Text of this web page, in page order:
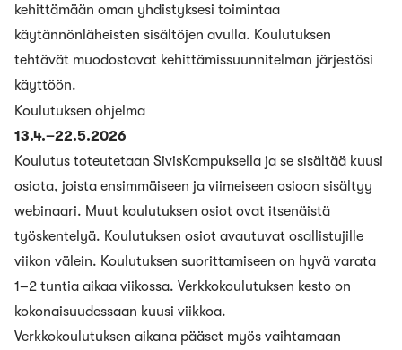
kehittämään oman yhdistyksesi toimintaa
käytännönläheisten sisältöjen avulla. Koulutuksen
tehtävät muodostavat kehittämissuunnitelman järjestösi
käyttöön.
Koulutuksen ohjelma
13.4.–22.5.2026
Koulutus toteutetaan SivisKampuksella ja se sisältää kuusi
osiota, joista ensimmäiseen ja viimeiseen osioon sisältyy
webinaari. Muut koulutuksen osiot ovat itsenäistä
työskentelyä. Koulutuksen osiot avautuvat osallistujille
viikon välein. Koulutuksen suorittamiseen on hyvä varata
1–2 tuntia aikaa viikossa. Verkkokoulutuksen kesto on
kokonaisuudessaan kuusi viikkoa.
Verkkokoulutuksen aikana pääset myös vaihtamaan